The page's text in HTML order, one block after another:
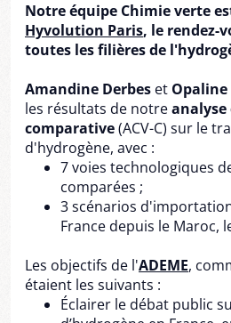
Notre équipe Chimie verte
Hyvolution Paris, le rendez-
toutes les filières de
Amandine Derbes et
les résultats de notreanalyse
comparative(ACV-C) sur le
d'hydrogène, avec :
7 voies technologiques
comparées ;
3 scénarios
France depuis le Maroc,
Les objectifs de l'ADEME,
étaient les suivants :
Éclairer le débat public